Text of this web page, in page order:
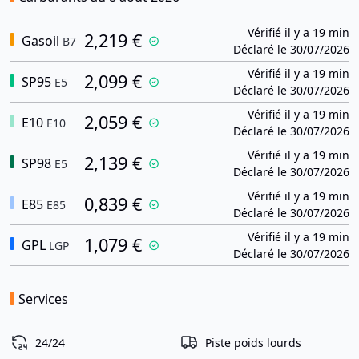
Gasoil B7 2,219 €
Vérifié il y a 19 min
Déclaré le 30/07/2026
SP95 E5 2,099 €
Vérifié il y a 19 min
Déclaré le 30/07/2026
E10 E10 2,059 €
Vérifié il y a 19 min
Déclaré le 30/07/2026
SP98 E5 2,139 €
Vérifié il y a 19 min
Déclaré le 30/07/2026
E85 E85 0,839 €
Vérifié il y a 19 min
Déclaré le 30/07/2026
GPL LGP 1,079 €
Vérifié il y a 19 min
Déclaré le 30/07/2026
Services
24/24 Piste poids lourds